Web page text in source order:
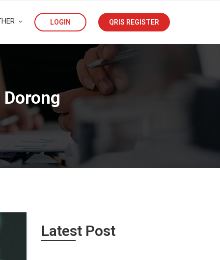
LOGIN QRIS REGISTER
Latest Post